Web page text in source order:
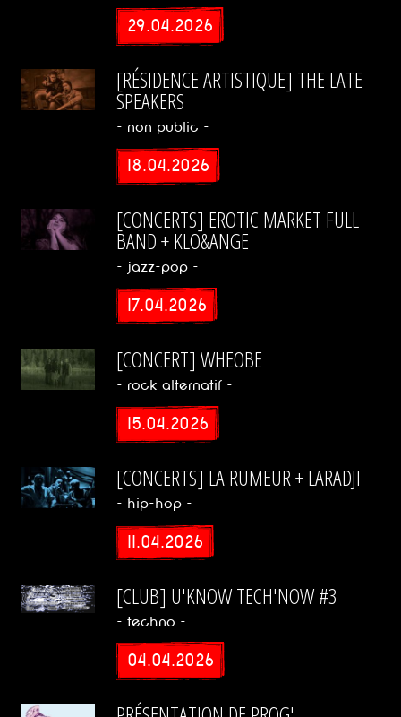
Country
Latino
Afro
World
Reggae
29.04.2026
[RÉSIDENCE ARTISTIQUE] THE LATE
SPEAKERS
- non public -
18.04.2026
[CONCERTS] EROTIC MARKET FULL
BAND + KLO&ANGE
- jazz-pop -
17.04.2026
[CONCERT] WHEOBE
- rock alternatif -
15.04.2026
[CONCERTS] LA RUMEUR + LARADJI
- hip-hop -
11.04.2026
[CLUB] U'KNOW TECH'NOW #3
- techno -
04.04.2026